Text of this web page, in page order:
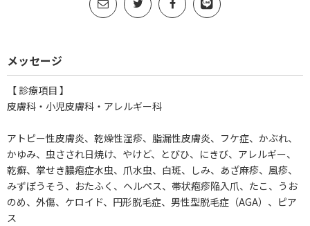
メッセージ
【 診療項目 】
皮膚科・小児皮膚科・アレルギー科
アトピー性皮膚炎、乾燥性湿疹、脂漏性皮膚炎、フケ症、かぶれ、
かゆみ、虫さされ日焼け、やけど、とびひ、にきび、アレルギー、
乾癬、掌せき膿疱症水虫、爪水虫、白斑、しみ、あざ麻疹、風疹、
みずぼうそう、おたふく、ヘルペス、帯状疱疹陥入爪、たこ、うお
のめ、外傷、ケロイド、円形脱毛症、男性型脱毛症（AGA）、ピア
ス